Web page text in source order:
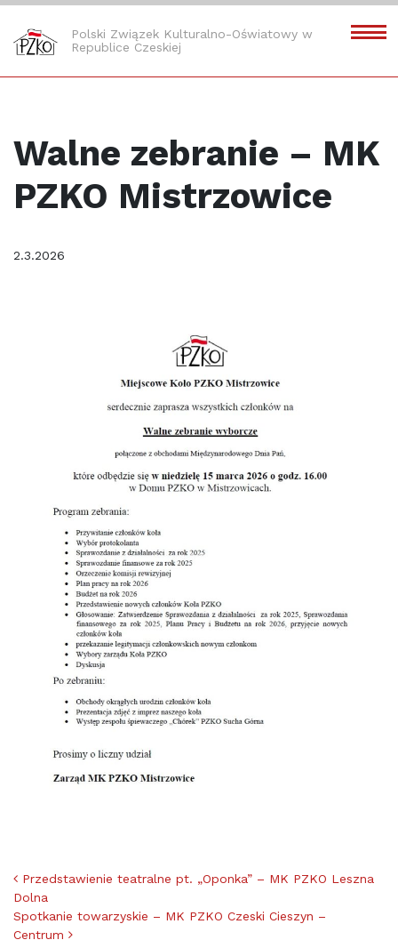
Polski Związek Kulturalno-Oświatowy w
Republice Czeskiej
Walne zebranie – MK
PZKO Mistrzowice
2.3.2026
Nawigacja po artykułach
Przedstawienie teatralne pt. „Oponka” – MK PZKO Leszna
Dolna
Spotkanie towarzyskie – MK PZKO Czeski Cieszyn –
Centrum